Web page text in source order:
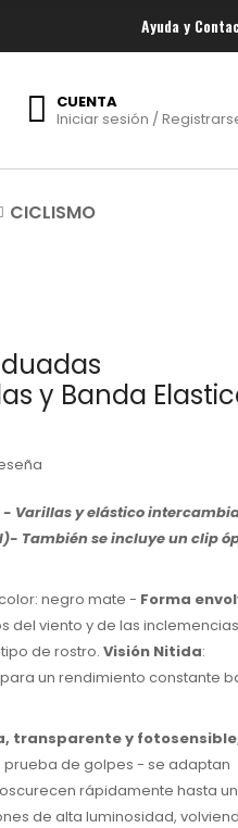
Ayuda y
CUENTA
Iniciar sesión /
CICLISMO
y Banda
Varillas y elástico
También se incluye un clip
negro mate - Forma
del viento y de las inclemencias
de rostro. Visión Nitida:
un rendimiento constante
transparente y
prueba de golpes - se adaptan
rápidamente hasta
de alta luminosidad,